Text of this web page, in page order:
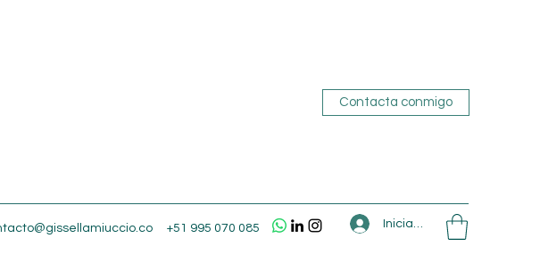
Contacta conmigo
+51 995 070 085 Iniciar sesión